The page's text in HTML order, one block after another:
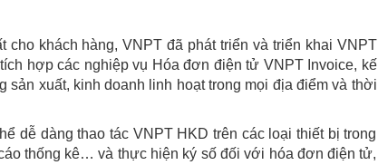
khách hàng, VNPT đã phát triển và triển khai VNPT
hợp các nghiệp vụ Hóa đơn điện tử VNPT Invoice, kế
sản xuất, kinh doanh linh hoạt trong mọi địa điểm và thời
dễ dàng thao tác VNPT HKD trên các loại thiết bị trong
thống kê… và thực hiện ký số đối với hóa đơn điện tử,